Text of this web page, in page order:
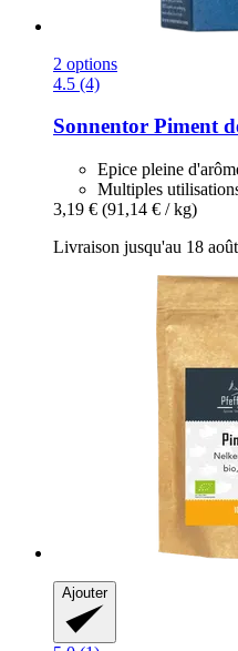
2 options
4.5 (4)
Sonnentor Piment
Epice pleine
Multiples
3,19 € (91,14 € / kg)
Livraison jusqu'au 18 août
Ajouter